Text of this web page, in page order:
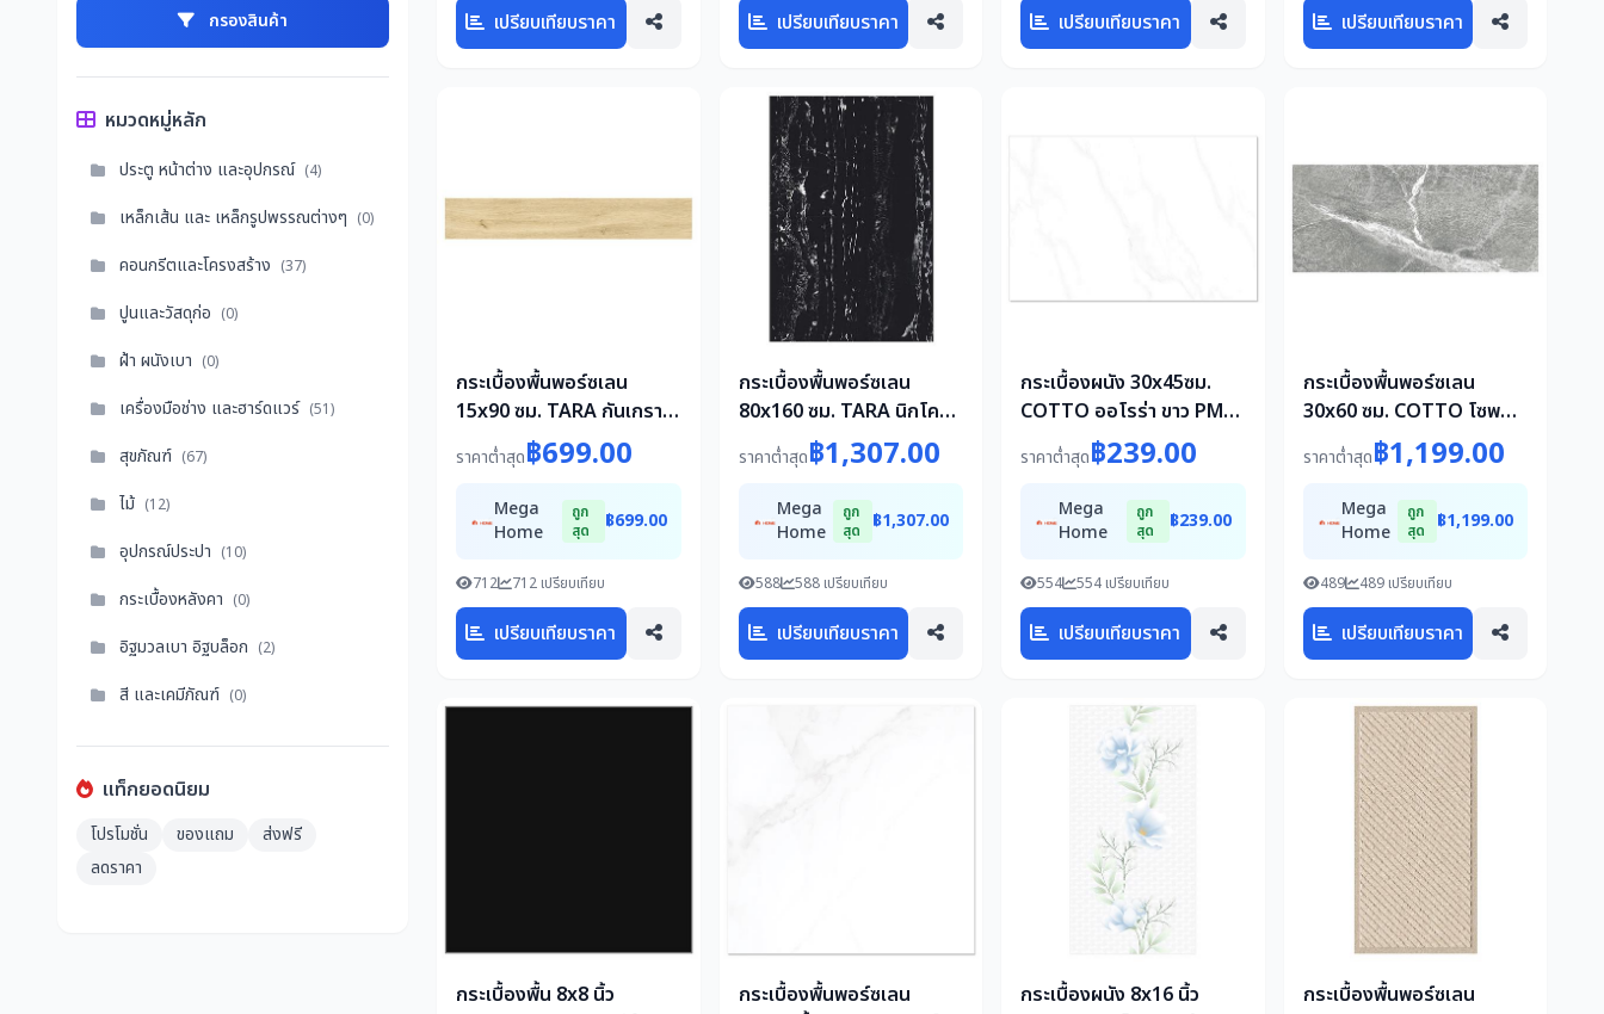
กรองสินค้า
หมวดหมู่หลัก
ประตู หน้าต่าง และอุปกรณ์ (4)
เหล็กเส้น และ เหล็กรูปพรรณต่างๆ (0)
คอนกรีตและโครงสร้าง (37)
ปูนและวัสดุก่อ (0)
ฝ้า ผนังเบา (0)
เครื่องมือช่าง และฮาร์ดแวร์ (51)
สุขภัณฑ์ (67)
ไม้ (12)
อุปกรณ์ประปา (10)
กระเบื้องหลังคา (0)
อิฐมวลเบา อิฐบล็อก (2)
สี และเคมีภัณฑ์ (0)
แท็กยอดนิยม
โปรโมชั่น ของแถม
ส่งฟรี
ลดราคา
เปรียบเทียบราคา เปรียบเทียบราคา เปรียบเทียบราคา เปรียบเทียบราคา
กระเบื้องพื้นพอร์ซเลน
15x90 ซม. TARA กันเกรา
เบจ 1.08M2
ราคาต่ำสุด฿699.00
Mega
Home
ถูก
สุด
฿699.00
712 712 เปรียบเทียบ
เปรียบเทียบราคา
กระเบื้องพื้นพอร์ซเลน
80x160 ซม. TARA นิกโคร
มาเบิ้ล ดำ 2.56 ตร.ม.
ราคาต่ำสุด฿1,307.00
Mega
Home
ถูก
สุด
฿1,307.00
588 588 เปรียบเทียบ
เปรียบเทียบราคา
กระเบื้องผนัง 30x45ซม.
COTTO ออโรร่า ขาว PM
0.81 ตร.ม.
ราคาต่ำสุด฿239.00
Mega
Home
ถูก
สุด
฿239.00
554 554 เปรียบเทียบ
เปรียบเทียบราคา
กระเบื้องพื้นพอร์ซเลน
30x60 ซม. COTTO โซพส
โตนกริจิโอ เทา PM 1.44
ตร.ม.
ราคาต่ำสุด฿1,199.00
Mega
Home
ถูก
สุด
฿1,199.00
489 489 เปรียบเทียบ
เปรียบเทียบราคา
กระเบื้องพื้น 8x8 นิ้ว
กระเบื้องพื้นพอร์ซเลน
กระเบื้องผนัง 8x16 นิ้ว
กระเบื้องพื้นพอร์ซเลน